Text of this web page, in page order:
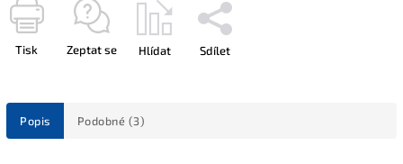
Tisk Zeptat se Hlídat Sdílet
Popis Podobné (3)